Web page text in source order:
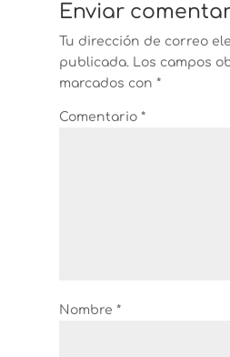
Enviar
Tu dirección de correo
publicada. Los campos
marcados con *
Comentario *
Nombre *